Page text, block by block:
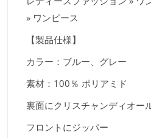
» ワンピース
【製品仕様】
カラー：ブルー、グレー
素材：100％ ポリアミド
裏面にクリスチャンディオー
フロントにジッパー